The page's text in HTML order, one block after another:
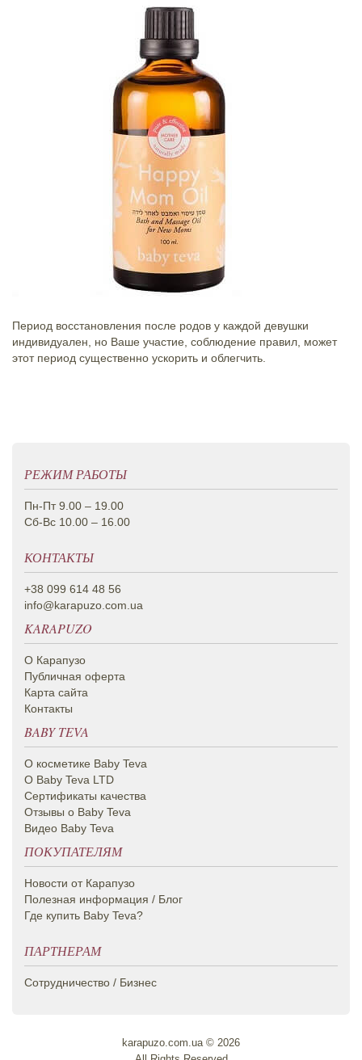
Период восстановления после родов у каждой девушки
индивидуален, но Ваше участие, соблюдение правил, может
этот период существенно ускорить и облегчить.
РЕЖИМ РАБОТЫ
Пн-Пт 9.00 – 19.00
Сб-Вс 10.00 – 16.00
КОНТАКТЫ
+38 099 614 48 56
info@karapuzo.com.ua
KARAPUZO
О Карапузо
Публичная оферта
Карта сайта
Контакты
BABY TEVA
О косметике Вaby Teva
О Baby Teva LTD
Сертификаты качества
Отзывы о Baby Teva
Видео Baby Teva
ПОКУПАТЕЛЯМ
Новости от Карапузо
Полезная информация / Блог
Где купить Baby Teva?
ПАРТНЕРАМ
Сотрудничество / Бизнес
karapuzo.com.ua © 2026